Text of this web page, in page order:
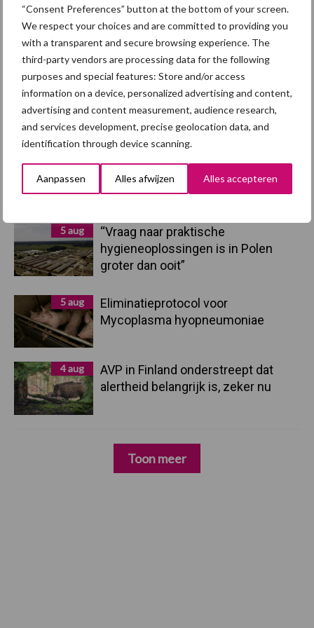
“Consent Preferences” button at the bottom of your screen.
We respect your choices and are committed to providing you
with a transparent and secure browsing experience. The
third-party vendors are processing data for the following
purposes and special features: Store and/or access
information on a device, personalized advertising and content,
advertising and content measurement, audience research,
and services development, precise geolocation data, and
identification through device scanning.
Aanpassen Alles afwijzen Alles accepteren
Primaire
Sidebar
Recent nieuws Partner nieuws
7 aug
Britse varkenssector vreest
afzetcrisis in het najaar
Grondstoffenmarkt blijft grillig:
droogte en geopolitiek houden
handel in de greep
5 aug
“Vraag naar praktische
hygieneoplossingen is in Polen
groter dan ooit”
5 aug
Eliminatieprotocol voor
Mycoplasma hyopneumoniae
4 aug
AVP in Finland onderstreept dat
alertheid belangrijk is, zeker nu
Toon meer